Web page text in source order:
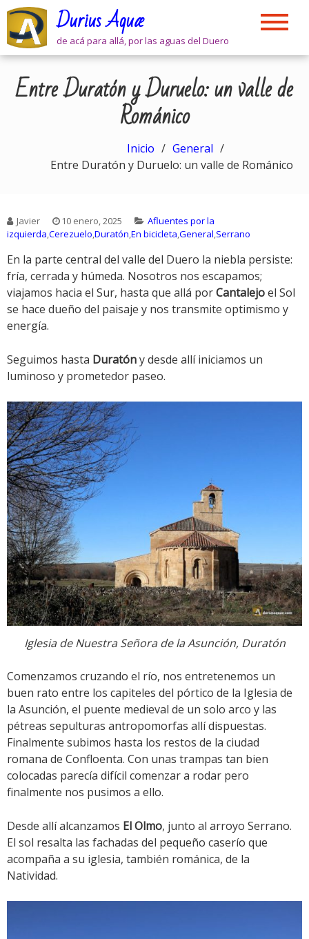
Skip
content
Durius Aquæ
de acá para allá, por las aguas del Duero
Entre Duratón y Duruelo: un valle de
Románico
Inicio
General
Entre Duratón y Duruelo: un valle de Románico
Javier 10 enero, 2025
Afluentes por la
izquierda,Cerezuelo,Duratón,En bicicleta,General,Serrano
En la parte central del valle del Duero la niebla persiste:
fría, cerrada y húmeda. Nosotros nos escapamos;
viajamos hacia el Sur, hasta que allá porCantalejoel Sol
se hace dueño del paisaje y nos transmite optimismo y
energía.
Seguimos hasta Duratóny desde allí iniciamos un
luminoso y prometedor paseo.
Iglesia de Nuestra Señora de la Asunción, Duratón
Comenzamos cruzando el río, nos entretenemos un
buen rato entre los capiteles del pórtico de la Iglesia de
la Asunción, el puente medieval de un solo arco y las
pétreas sepulturas antropomorfas allí dispuestas.
Finalmente subimos hasta los restos de la ciudad
romana de Confloenta. Con unas trampas tan bien
colocadas parecía difícil comenzar a rodar pero
finalmente nos pusimos a ello.
Desde allí alcanzamos El Olmo, junto al arroyo Serrano.
El sol resalta las fachadas del pequeño caserío que
acompaña a su iglesia, también románica, de la
Natividad.